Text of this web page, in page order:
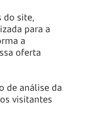
do site,
para a
a
oferta
de análise da
visitantes